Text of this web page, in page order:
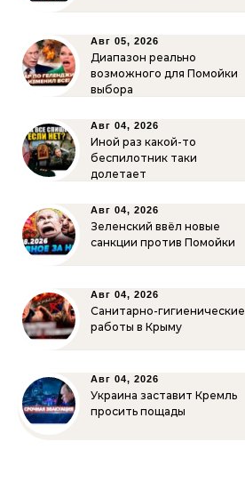
Авг 05, 2026
Диапазон реально
возможного для Помойки
выбора
Авг 04, 2026
Иной раз какой-то
беспилотник таки
долетает
Авг 04, 2026
Зеленский ввёл новые
санкции против Помойки
Авг 04, 2026
Санитарно-гигиенические
работы в Крыму
Авг 04, 2026
Украина заставит Кремль
просить пощады